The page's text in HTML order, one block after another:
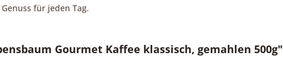
für jeden Tag.
Gourmet Kaffee klassisch, gemahlen 500g"